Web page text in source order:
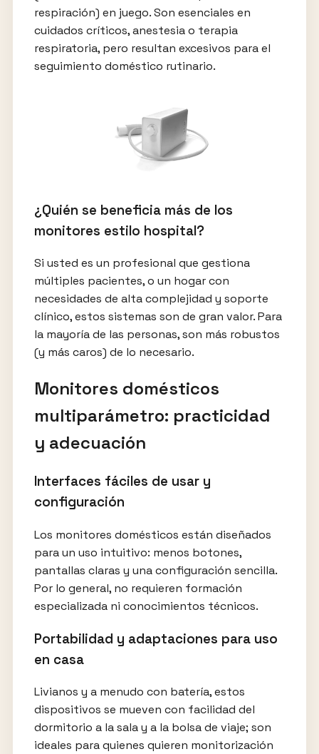
respiración) en juego. Son esenciales en
cuidados críticos, anestesia o terapia
respiratoria, pero resultan excesivos para el
seguimiento doméstico rutinario.
¿Quién se beneficia más de los
monitores estilo hospital?
Si usted es un profesional que gestiona
múltiples pacientes, o un hogar con
necesidades de alta complejidad y soporte
clínico, estos sistemas son de gran valor. Para
la mayoría de las personas, son más robustos
(y más caros) de lo necesario.
Monitores domésticos
multiparámetro: practicidad
y adecuación
Interfaces fáciles de usar y
configuración
Los monitores domésticos están diseñados
para un uso intuitivo: menos botones,
pantallas claras y una configuración sencilla.
Por lo general, no requieren formación
especializada ni conocimientos técnicos.
Portabilidad y adaptaciones para uso
en casa
Livianos y a menudo con batería, estos
dispositivos se mueven con facilidad del
dormitorio a la sala y a la bolsa de viaje; son
ideales para quienes quieren monitorización